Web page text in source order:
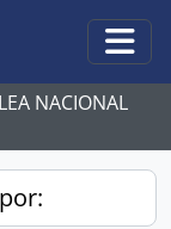
NACIONAL